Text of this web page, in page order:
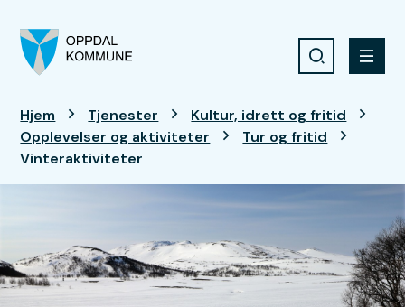
Søk Meny
Du er her:
Hjem Tjenester
Kultur, idrett og fritid
Opplevelser og aktiviteter
Tur og fritid
Vinteraktiviteter